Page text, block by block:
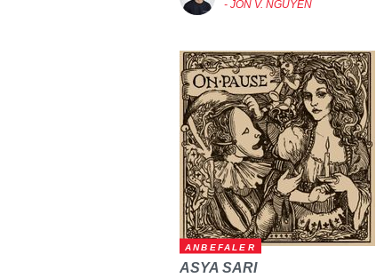
- JON V. NGUYEN
ANBEFALER
ASYA SARI